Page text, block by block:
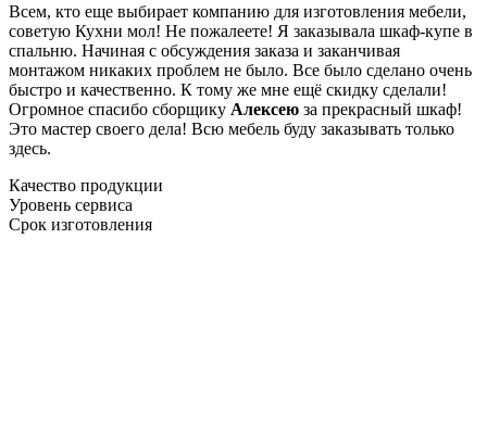
Всем, кто еще выбирает компанию для изготовления мебели,
советую Кухни мол! Не пожалеете! Я заказывала шкаф-купе в
спальню. Начиная с обсуждения заказа и заканчивая
монтажом никаких проблем не было. Все было сделано очень
быстро и качественно. К тому же мне ещё скидку сделали!
Огромное спасибо сборщику Алексею за прекрасный шкаф!
Это мастер своего дела! Всю мебель буду заказывать только
здесь.
Качество продукции
Уровень сервиса
Срок изготовления